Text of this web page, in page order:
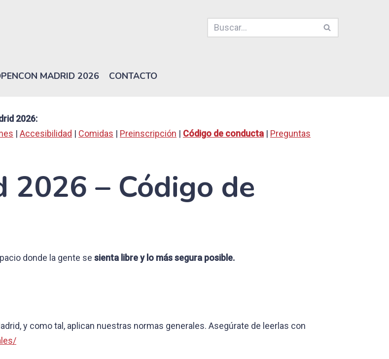
MADRID 2026 CONTACTO
2026:
| Accesibilidad | Comidas | Preinscripción | Código de conducta | Preguntas
2026 – Código de
donde la gente se sienta libre y lo más segura posible.
y como tal, aplican nuestras normas generales. Asegúrate de leerlas con